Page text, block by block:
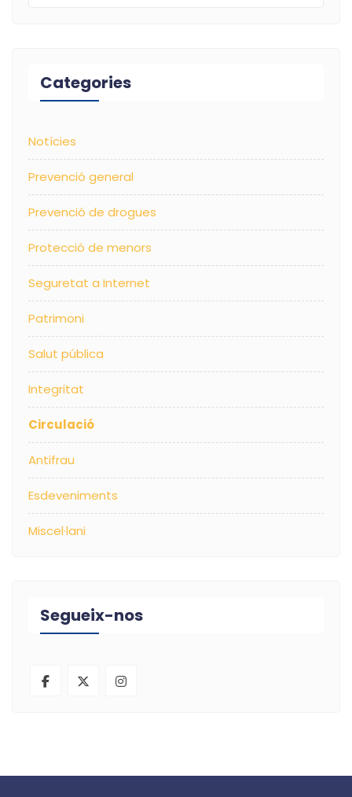
Categories
Notícies
Prevenció general
Prevenció de drogues
Protecció de menors
Seguretat a Internet
Patrimoni
Salut pública
Integritat
Circulació
Antifrau
Esdeveniments
Miscel·lani
Segueix-nos